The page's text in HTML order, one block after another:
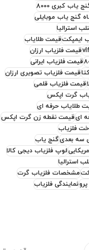
کبری 8000
گنج یاب موبایلی
استرالیا
ایمپکتقیمت طلایاب
قیمت فلزیاب ارزان
قیمت فلزیاب ایرانی
قیمت فلزیاب تصویری ارزان
قیمت فلزیاب قلمی
گرت اپکس
طلایاب حرفه ای
ایقیمت نقطه زن گرت اپکس
فلزیاب
سه بعدیگنج یاب
لوپ فلزیاب دیجی کالا
استرالیا
مشخصات فلزیاب گرت
نمایندگی فلزیاب